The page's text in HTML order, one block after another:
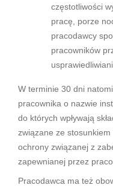
częstotliwości
pracę, porze
pracodawcy
pracowników
W terminie 30 dni
pracownika o nazwie
do których wpływają
związane ze
ochrony związanej z
zapewnianej przez
Pracodawca ma też